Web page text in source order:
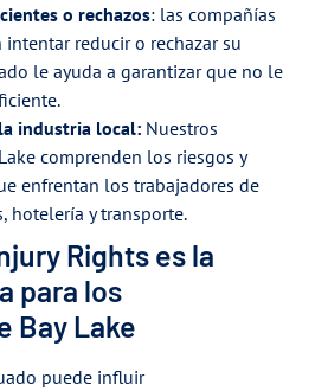
o rechazos: las compañías
reducir o rechazar su
le ayuda a garantizar que no le
industria local: Nuestros
comprenden los riesgos y
enfrentan los trabajadores de
hotelería y transporte.
Rights es la
para los
Bay Lake
puede influir